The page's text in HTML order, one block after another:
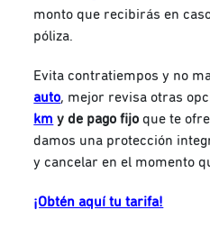
monto que recibirás en
póliza.
Evita contratiempos y no
auto, mejor revisa otras
km y de pago fijoque te
damos una protección
y cancelar en el momento
¡Obtén aquí tu tarifa!